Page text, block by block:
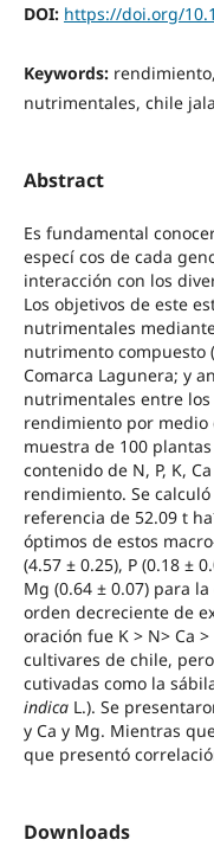
DOI: https://doi.org/
Keywords:
nutrimentales, chile
Abstract
Es fundamental
especí cos de cada
interacción con los
Los objetivos de este
nutrimentales
nutrimento compuesto
Comarca Lagunera; y
nutrimentales entre
rendimiento por medio
muestra de 100
contenido de N, P, K,
rendimiento. Se
referencia de 52.09 t ha
óptimos de estos
(4.57 ± 0.25), P (0.18 ±
Mg (0.64 ± 0.07) para
orden decreciente de
oración fue K > N> Ca
cultivares de chile,
cutivadas como la
indicaL.). Se
y Ca y Mg. Mientras
que presentó
Downloads